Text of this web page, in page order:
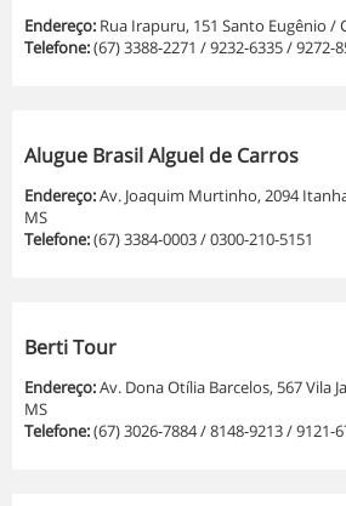
Endereço: Rua Irapuru, 151 Santo Eugênio /
Telefone:(67) 3388-2271 / 9232-6335 / 9272-
Alugue Brasil Alguel de Carros
Endereço:Av. Joaquim Murtinho, 2094
MS
Telefone:(67) 3384-0003 / 0300-210-5151
Berti Tour
Endereço:Av. Dona Otília Barcelos, 567 Vila
MS
Telefone:(67) 3026-7884 / 8148-9213 / 9121-